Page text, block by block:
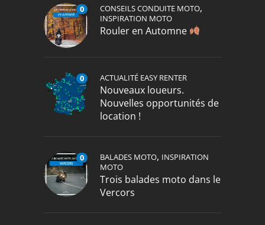
0 CONSEILS CONDUITE MOTO,
INSPIRATION MOTO
Rouler en Automne
0 ACTUALITÉ EASY RENTER
Nouveaux loueurs.
Nouvelles opportunités de
location !
0 BALADES MOTO, INSPIRATION
MOTO
Trois balades moto dans le
Vercors